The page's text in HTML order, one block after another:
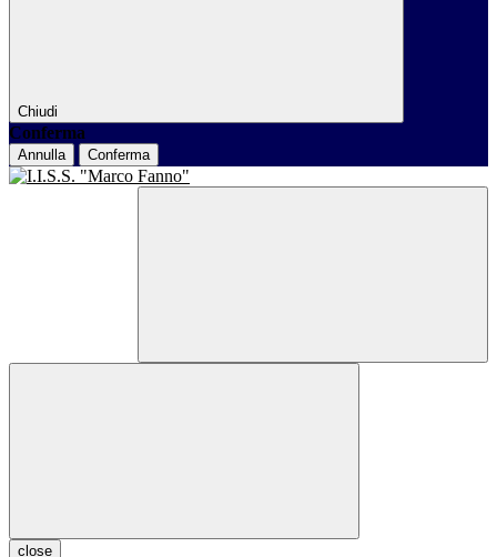
Chiudi
Conferma
Annulla Conferma
close